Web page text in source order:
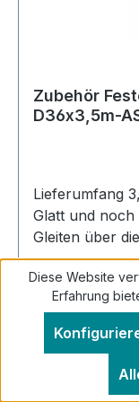
Zubehör
D36x3,5m-
Lieferumfang 3,5 m Saugschlauch Beschreibung
Glatt und
Gleiten über die
Außenhaut
Saugschlauchs Innenliegender,
elastischer
Flexibilität CLEANTEC Absaugmuffe verbindet
Saugschlauch
Bajonettverschluss
Verkaufspreis:
197,10 €
Diese Website
Erfahrung